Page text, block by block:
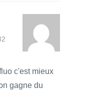
c'est mieux
gagne du